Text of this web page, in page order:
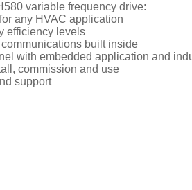
variable frequency drive:
any HVAC application
efficiency levels
built inside
with embedded application and
commission and use
support